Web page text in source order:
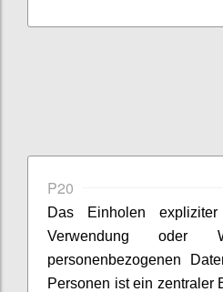
P20
Das Einholen
Verwendung oder
personenbezogenen
Personen ist ein zentraler